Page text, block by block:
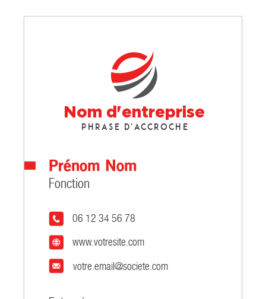
www.votresite.com
votre.email@societe.com
Fonction
06 12 34 56 78
Prénom Nom
Nom d'entreprise
Phrase d'accroche